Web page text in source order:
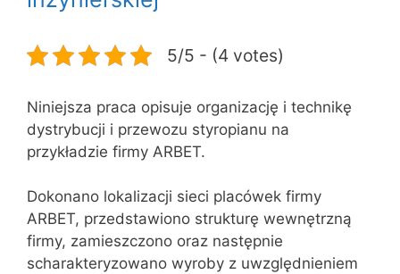
5/5 - (4 votes)
Niniejsza praca opisuje organizację i technikę
dystrybucji i przewozu styropianu na
przykładzie firmy ARBET.
Dokonano lokalizacji sieci placówek firmy
ARBET, przedstawiono strukturę wewnętrzną
firmy, zamieszczono oraz następnie
scharakteryzowano wyroby z uwzględnieniem